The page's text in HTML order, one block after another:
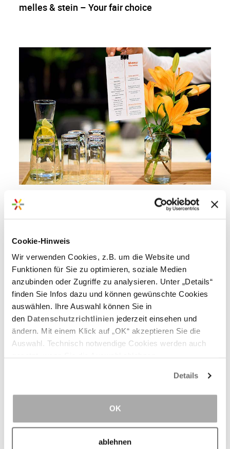
Cookie-Hinweis
Wir verwenden Cookies, z.B. um die Website und
Funktionen für Sie zu optimieren, soziale Medien
anzubinden oder Zugriffe zu analysieren. Unter „Details“
finden Sie Infos dazu und können gewünschte Cookies
auswählen. Ihre Auswahl können Sie in
den Datenschutzrichtlinien jederzeit einsehen und
ändern. Mit einem Klick auf „OK“ akzeptieren Sie die
Auswahl. Technisch notwendige Cookies werden auch
Details
OK
ablehnen
melles & stein – Your fair choice
Nachhaltige Messeauftritte für unsere Kunden.
Mehr erfahren >>
Wie nachhaltig ist melles & stein?